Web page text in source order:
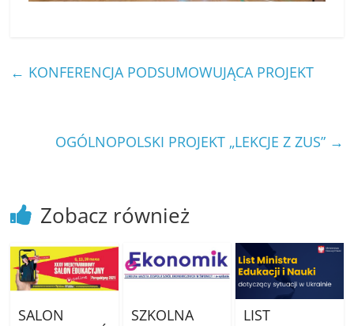
← KONFERENCJA PODSUMOWUJĄCA PROJEKT
OGÓLNOPOLSKI PROJEKT „LEKCJE Z ZUS” →
Zobacz również
SALON
SZKOLNA
LIST